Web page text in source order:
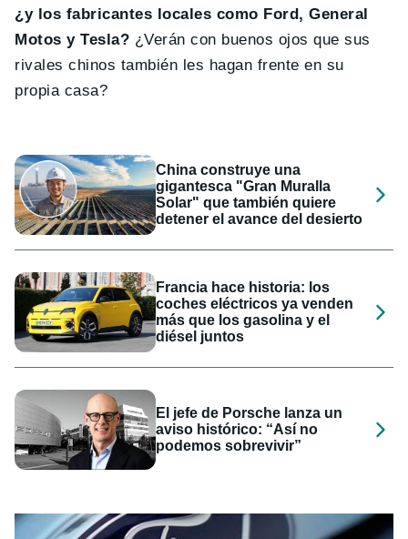
¿y los fabricantes locales como Ford, General
Motos y Tesla? ¿Verán con buenos ojos que sus
rivales chinos también les hagan frente en su
propia casa?
China construye una
gigantesca "Gran Muralla
Solar" que también quiere
detener el avance del desierto
Francia hace historia: los
coches eléctricos ya venden
más que los gasolina y el
diésel juntos
El jefe de Porsche lanza un
aviso histórico: “Así no
podemos sobrevivir”